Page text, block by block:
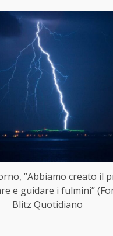
“Abbiamo creato il
e guidare i fulmini”
Blitz Quotidiano